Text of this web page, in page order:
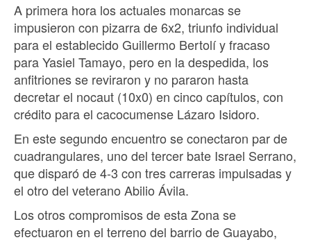
A primera hora los actuales monarcas se
impusieron con pizarra de 6x2, triunfo individual
para el establecido Guillermo Bertolí y fracaso
para Yasiel Tamayo, pero en la despedida, los
anfitriones se reviraron y no pararon hasta
decretar el nocaut (10x0) en cinco capítulos, con
crédito para el cacocumense Lázaro Isidoro.
En este segundo encuentro se conectaron par de
cuadrangulares, uno del tercer bate Israel Serrano,
que disparó de 4-3 con tres carreras impulsadas y
el otro del veterano Abilio Ávila.
Los otros compromisos de esta Zona se
efectuaron en el terreno del barrio de Guayabo,